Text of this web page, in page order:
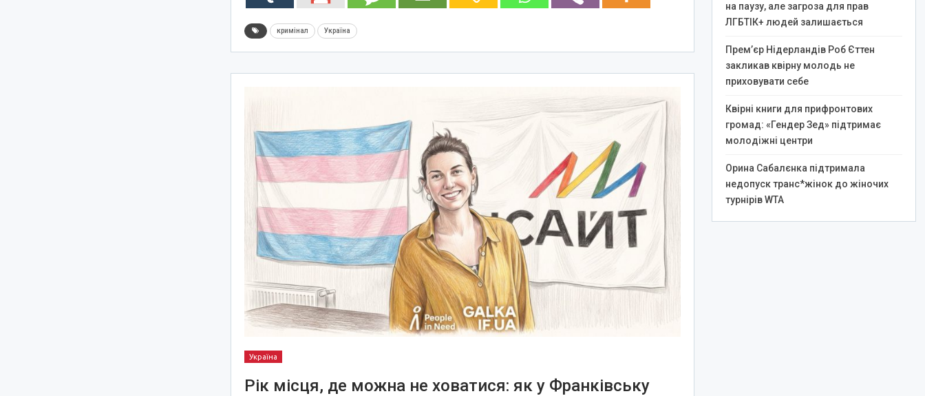
кримінал Україна
Україна
Рік місця, де можна не ховатися: як у Франківську
на паузу, але загроза для прав
ЛГБТІК+ людей залишається
Прем’єр Нідерландів Роб Єттен
закликав квірну молодь не
приховувати себе
Квірні книги для прифронтових
громад: «Гендер Зед» підтримає
молодіжні центри
Орина Сабалєнка підтримала
недопуск транс*жінок до жіночих
турнірів WTA